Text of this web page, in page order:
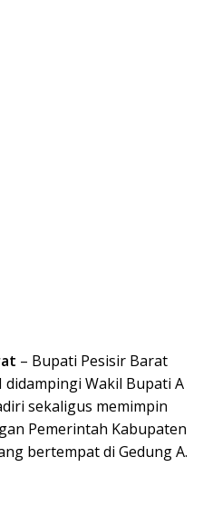
– Bupati Pesisir Barat
didampingi Wakil Bupati A
sekaligus memimpin
Pemerintah Kabupaten
bertempat di Gedung A.